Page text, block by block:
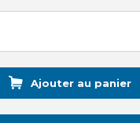
Ajouter au panier